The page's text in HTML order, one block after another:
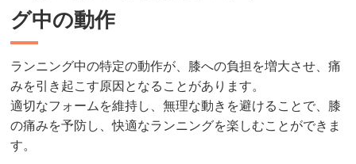
グ中の動作
ランニング中の特定の動作が、膝への負担を増大させ、痛
みを引き起こす原因となることがあります。
適切なフォームを維持し、無理な動きを避けることで、膝
の痛みを予防し、快適なランニングを楽しむことができま
す。